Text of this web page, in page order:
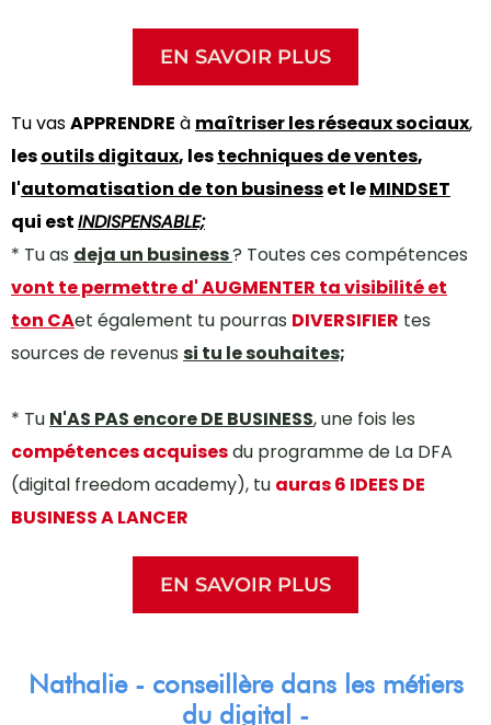
EN SAVOIR PLUS
Tu vasAPPRENDRE à maîtriser les réseaux sociaux,
lesoutils digitaux, lestechniques de ventes,
l'automatisation de ton businesset leMINDSET
qui estINDISPENSABLE;
* Tu as deja un business? Toutes ces compétences
vont te permettre d' AUGMENTER ta visibilité et
ton CAet également tu pourras DIVERSIFIER tes
sources de revenus si tu le souhaites;
* Tu N'AS PAS encore DE BUSINESS, une fois les
compétences acquisesdu programme de La DFA
(digital freedom academy), tu auras 6 IDEES DE
BUSINESS A LANCER
EN SAVOIR PLUS
Nathalie - conseillère dans les métiers
du digital -